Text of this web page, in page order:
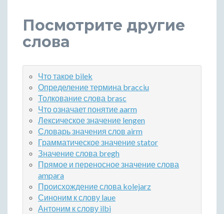
Посмотрите другие
слова
Что такое bilek
Определение термина bracciu
Толкование слова brasc
Что означает понятие aarm
Лексическое значение lengen
Словарь значения слов airm
Грамматическое значение stator
Значение слова bregh
Прямое и переносное значение слова
ampara
Происхождение слова kolejarz
Синоним к слову laue
Антоним к слову ilbi